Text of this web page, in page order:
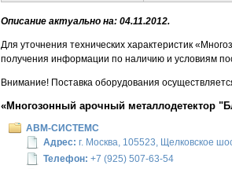
Описание актуально на: 04.11.2012.
Для уточнения технических характеристик
получения информации по наличию и условиям
Внимание! Поставка оборудования
«Многозонный арочный металлодетектор
АВМ-СИСТЕМС
Адрес: г. Москва, 105523, Щелковское
Телефон: +7 (925) 507-63-54